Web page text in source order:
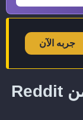
جربه الآن
كيف تنقل قوائم التشغيل من Reddit